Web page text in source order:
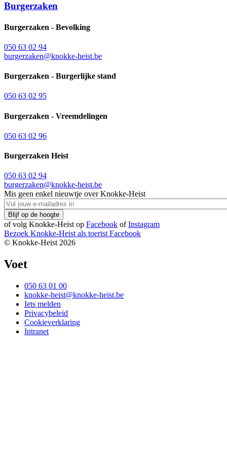
Burgerzaken
Burgerzaken - Bevolking
050 63 02 94
burgerzaken@knokke-heist.be
Burgerzaken - Burgerlijke stand
050 63 02 95
Burgerzaken - Vreemdelingen
050 63 02 96
Burgerzaken Heist
050 63 02 94
burgerzaken@knokke-heist.be
Mis geen enkel nieuwtje over Knokke-Heist
of volg Knokke-Heist op Facebook ofInstagram
Bezoek Knokke-Heist als toerist Facebook
© Knokke-Heist 2026
Voet
050 63 01 00
knokke-heist@knokke-heist.be
Iets melden
Privacybeleid
Cookieverklaring
Intranet